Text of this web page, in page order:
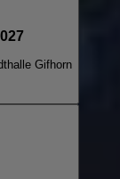
Gifhorn